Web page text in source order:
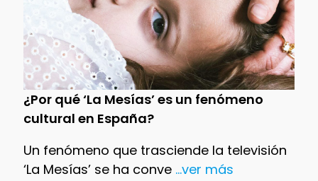
¿Por qué ‘La Mesías’ es un fenómeno
cultural en España?
Un fenómeno que trasciende la televisión
‘La Mesías’ se ha conve...ver más